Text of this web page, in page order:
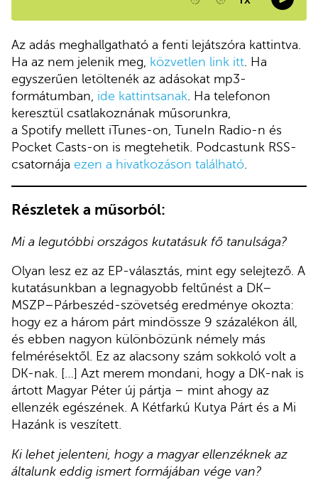
Az adás meghallgatható a fenti lejátszóra kattintva.
Ha az nem jelenik meg, közvetlen link itt. Ha
egyszerűen letöltenék az adásokat mp3-
formátumban, ide kattintsanak. Ha telefonon
keresztül csatlakoznának műsorunkra,
a Spotify mellett iTunes-on, TuneIn Radio-n és
Pocket Casts-on is megtehetik. Podcastunk RSS-
csatornája ezen a hivatkozáson található.
Részletek a műsorból:
Mi a legutóbbi országos kutatásuk fő tanulsága?
Olyan lesz ez az EP-választás, mint egy selejtező. A
kutatásunkban a legnagyobb feltűnést a DK–
MSZP–Párbeszéd-szövetség eredménye okozta:
hogy ez a három párt mindössze 9 százalékon áll,
és ebben nagyon különbözünk némely más
felmérésektől. Ez az alacsony szám sokkoló volt a
DK-nak. […] Azt merem mondani, hogy a DK-nak is
ártott Magyar Péter új pártja – mint ahogy az
ellenzék egészének. A Kétfarkú Kutya Párt és a Mi
Hazánk is veszített.
Ki lehet jelenteni, hogy a magyar ellenzéknek az
általunk eddig ismert formájában vége van?